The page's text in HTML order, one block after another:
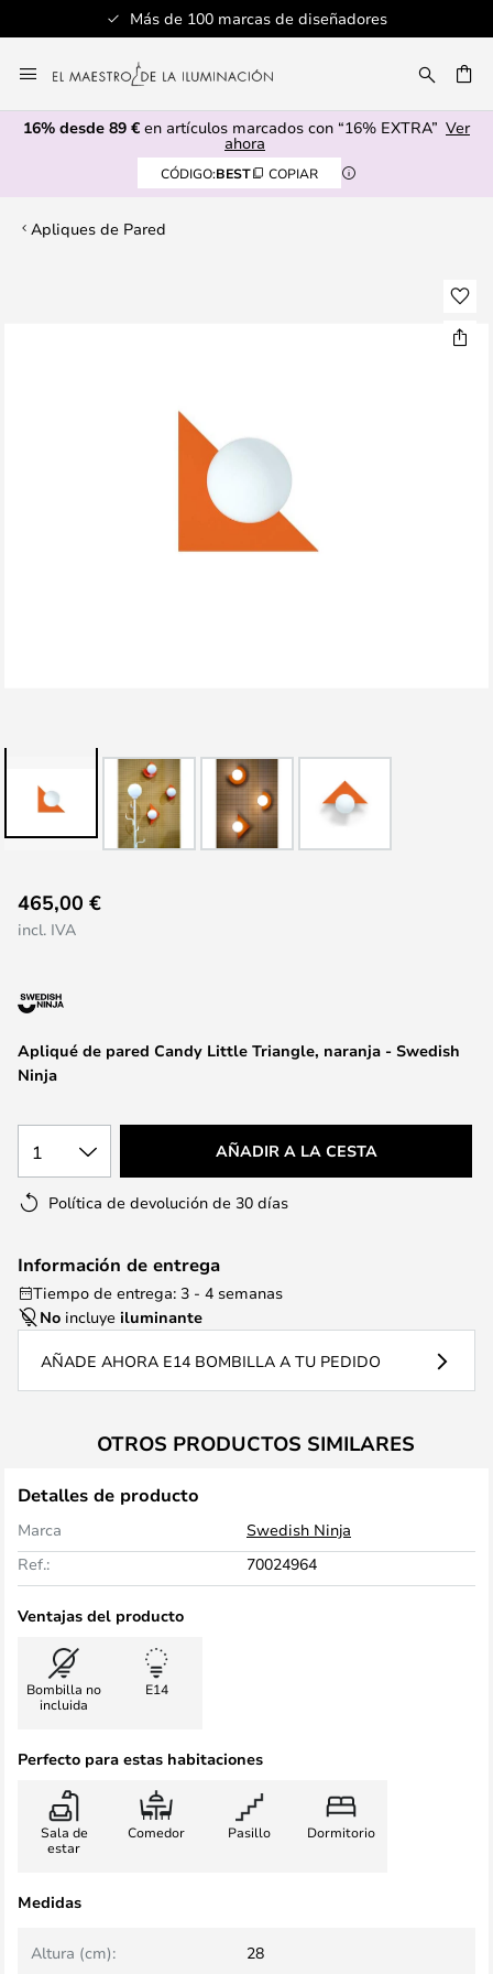
Más de 100 marcas de diseñadores
al
contenido
16% desde 89 € en artículos marcados con “16% EXTRA” Ver
ahora
CÓDIGO:BEST COPIAR
Apliques de Pared
al
comienzo
galería
de
imágenes
Apliqué de pared Candy Little Triangle, naranja - Swedish
Ninja
465,00 €
incl. IVA
1 AÑADIR A LA CESTA
Política de devolución de 30 días
Información de entrega
Tiempo de entrega: 3 - 4 semanas
No incluye iluminante
AÑADE AHORA E14 BOMBILLA A TU PEDIDO
OTROS PRODUCTOS SIMILARES
Detalles de producto
Marca
Swedish Ninja
Ref.:
70024964
Ventajas del producto
Bombilla no
incluida
E14
Perfecto para estas habitaciones
Sala de
estar
Comedor Pasillo Dormitorio
Medidas
Altura (cm): 28